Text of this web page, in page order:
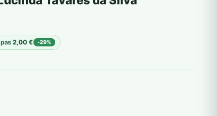
2,00€ -29%